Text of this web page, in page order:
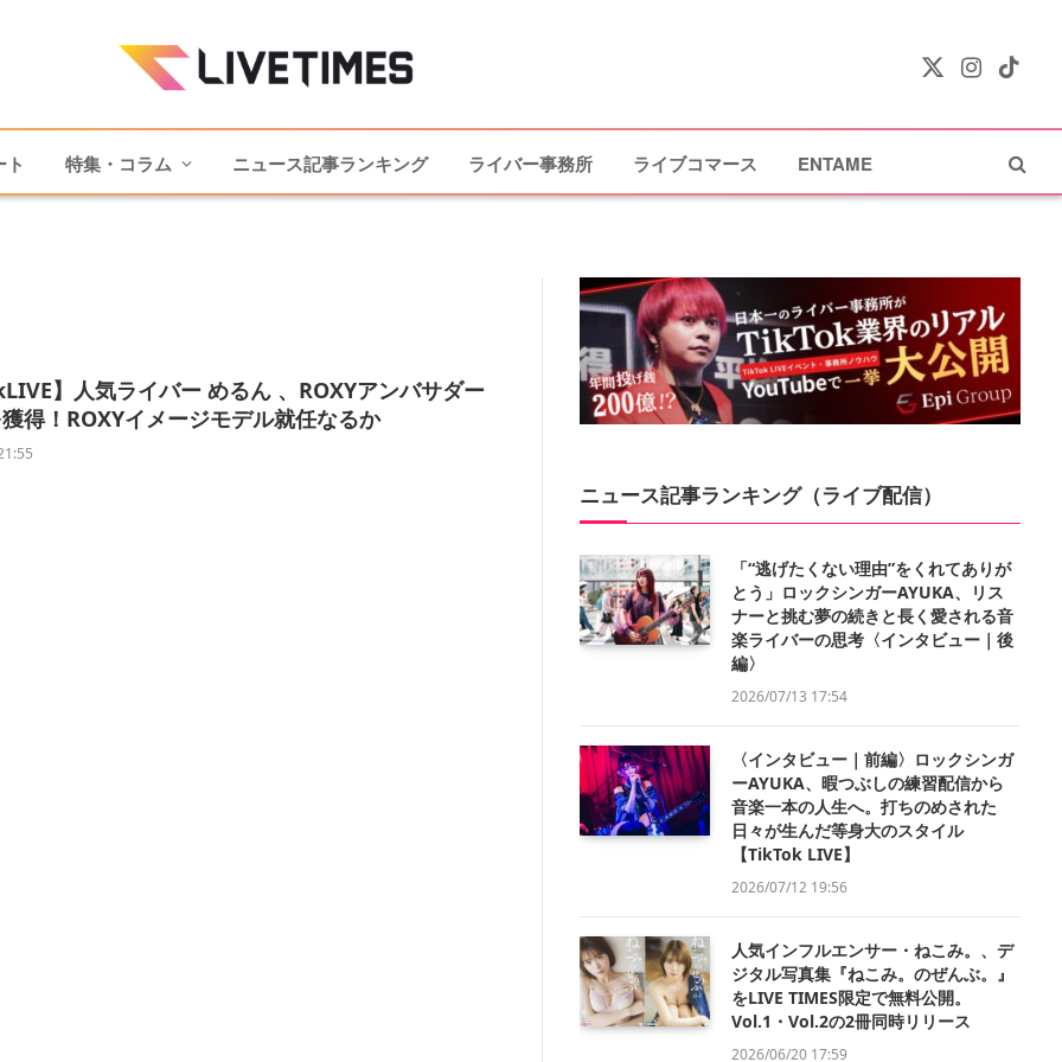
X
Instagram
TikTok
特集・コラム ニュース記事ランキング ライバー事務所 ライブコマース ENTAME
】人気ライバー めるん 、ROXYアンバサダー
得！ROXYイメージモデル就任なるか
ニュース記事ランキング（ライブ配信）
「“逃げたくない理由”をくれてありが
とう」ロックシンガーAYUKA、リス
ナーと挑む夢の続きと長く愛される音
楽ライバーの思考〈インタビュー｜後
編〉
2026/07/13 17:54
〈インタビュー｜前編〉ロックシンガ
ーAYUKA、暇つぶしの練習配信から
音楽一本の人生へ。打ちのめされた
日々が生んだ等身大のスタイル
【TikTok LIVE】
2026/07/12 19:56
人気インフルエンサー・ねこみ。、デ
ジタル写真集『ねこみ。のぜんぶ。』
をLIVE TIMES限定で無料公開。
Vol.1・Vol.2の2冊同時リリース
2026/06/20 17:59